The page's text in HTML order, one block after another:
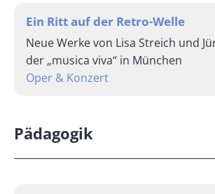
Ein Ritt auf der Retro-Welle
Neue Werke von Lisa Streich und
der „musica viva“ in München
Oper & Konzert
Pädagogik